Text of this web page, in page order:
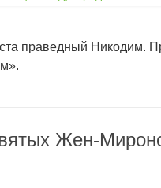
праведный Никодим.
Жен-